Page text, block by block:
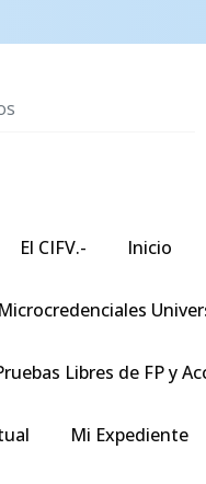
El CIFV.- Inicio
Microcredenciales
Libres de FP y
Mi Expediente